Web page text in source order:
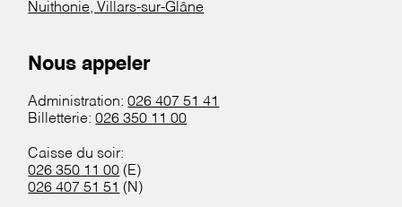
Nuithonie, Villars-sur-Glâne
Nous appeler
Administration:026 407 51 41
Billetterie:026 350 11 00
Caisse du soir:
026 350 11 00 (E)
026 407 51 51 (N)